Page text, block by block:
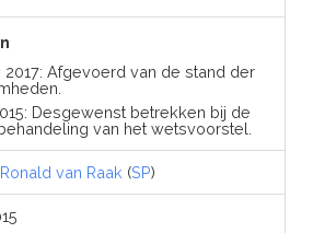
2017: Afgevoerd van de stand der
Desgewenst betrekken bij de
van het wetsvoorstel.
Ronald van Raak (SP)